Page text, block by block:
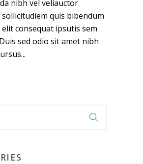
nibh vel veliauctor
quis bibendum
consequat ipsutis sem
sed odio sit amet nibh